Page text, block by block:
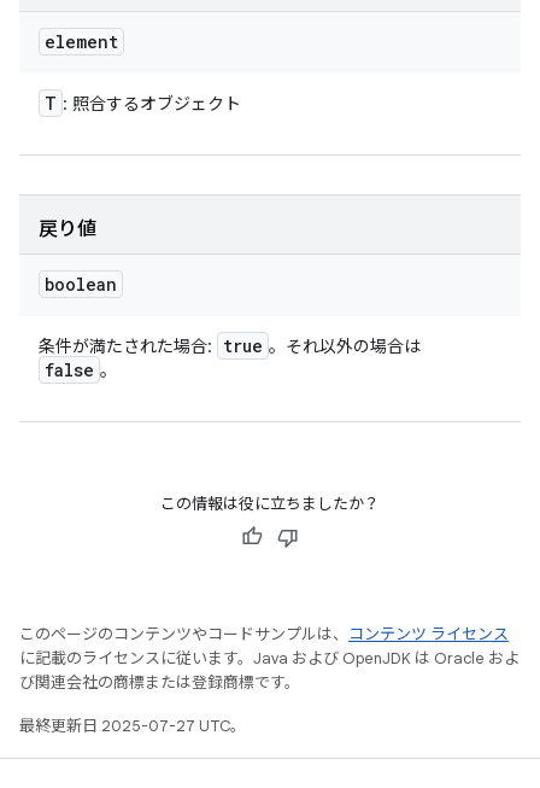
element
T : 照合するオブジェクト
戻り値
boolean
条件が満たされた場合: true 。それ以外の場合は
false 。
この情報は役に立ちましたか？
このページのコンテンツやコードサンプルは、
コンテンツ ライセンス
に記載のライセンスに従います。Java および OpenJDK は Oracle およ
び関連会社の商標または登録商標です。
最終更新日 2025-07-27 UTC。